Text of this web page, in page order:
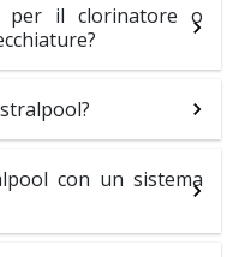
per il clorinatore o
con un sistema